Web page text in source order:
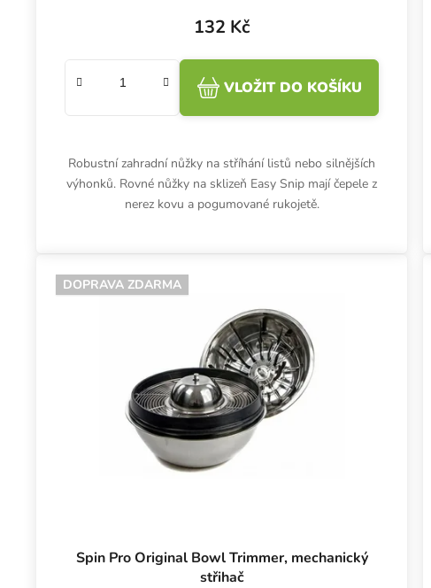
132 Kč
VLOŽIT DO KOŠÍKU
Robustní zahradní nůžky na stříhání listů nebo silnějších
výhonků. Rovné nůžky na sklizeň Easy Snip mají čepele z
nerez kovu a pogumované rukojetě.
DOPRAVA ZDARMA
Spin Pro Original Bowl Trimmer, mechanický
střihač